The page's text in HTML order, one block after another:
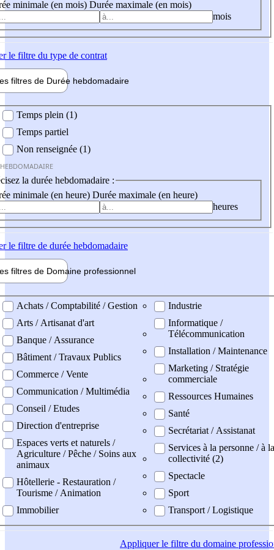
minimale (en mois) Durée maximale (en mois)
mois
le filtre du type de contrat
filtres de Durée hebdomadaire
Temps plein (1)
Temps partiel
Non renseignée (1)
la durée hebdomadaire :
minimale (en heure) Durée maximale (en heure)
heures
le filtre de durée hebdomadaire
filtres de Domaine professionnel
professionel
Achats / Comptabilité / Gestion
Arts / Artisanat d'art
Banque / Assurance
Bâtiment / Travaux Publics
Commerce / Vente
Communication / Multimédia
Conseil / Etudes
Direction d'entreprise
Espaces verts et naturels /
Agriculture / Pêche / Soins aux
animaux
Hôtellerie - Restauration /
Tourisme / Animation
Immobilier
Industrie
Informatique /
Télécommunication
Installation / Maintenance
Marketing / Stratégie
commerciale
Ressources Humaines
Santé
Secrétariat / Assistanat
Services à la personne / à la
collectivité (2)
Spectacle
Sport
Transport / Logistique
Appliquerle filtre du domaine